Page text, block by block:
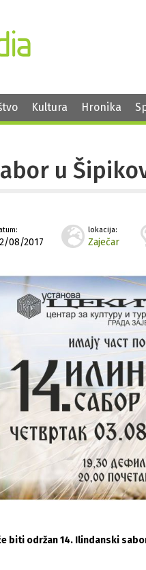
Kultura Hronika
u
08/2017
lokacija:
Zaječar
biti održan 14. Ilindanski